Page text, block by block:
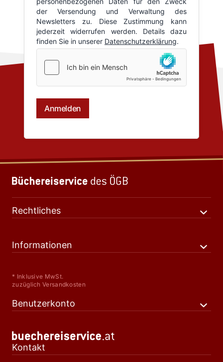
Rechtliches
Informationen
* Inklusive MwSt.
zuzüglich Versandkosten
Benutzerkonto
Kontakt